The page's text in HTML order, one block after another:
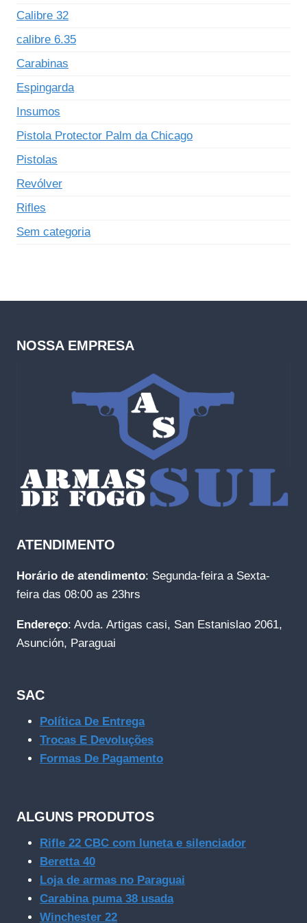
Calibre 32
calibre 6.35
Carabinas
Espingarda
Insumos
Pistola Protector Palm da Chicago
Pistolas
Revólver
Rifles
Sem categoria
NOSSA EMPRESA
ATENDIMENTO
Horário de atendimento: Segunda-feira a Sexta-
feira das 08:00 as 23hrs
Endereço: Avda. Artigas casi, San Estanislao 2061,
Asunción, Paraguai
SAC
Política De Entrega
Trocas E Devoluções
Formas De Pagamento
ALGUNS PRODUTOS
Rifle 22 CBC com luneta e silenciador
Beretta 40
Loja de armas no Paraguai
Carabina puma 38 usada
Winchester 22